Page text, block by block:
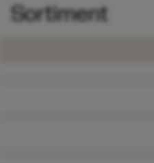
Sortiment